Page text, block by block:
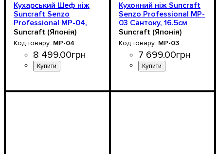
Кухарський Шеф ніж
Suncraft Senzo
Professional MP-04,
21см
Suncraft (Японія)
MP-04
8 499.00грн
Кухонний ніж Suncraft
Senzo Professional MP-
03 Сантоку, 16.5см
Suncraft (Японія)
MP-03
7 699.00грн